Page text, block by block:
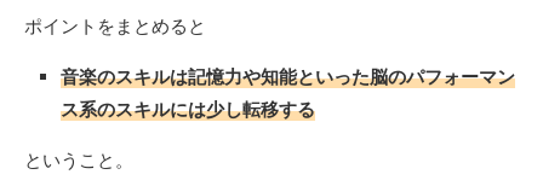
ポイントをまとめると
音楽のスキルは記憶力や知能といった脳のパフォーマン
ス系のスキルには少し転移する
ということ。